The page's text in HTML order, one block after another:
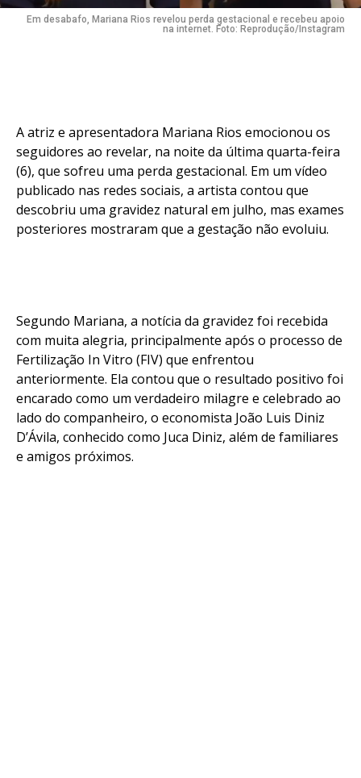
Em desabafo, Mariana Rios revelou perda gestacional e recebeu apoio
na internet. Foto: Reprodução/Instagram
A atriz e apresentadora Mariana Rios emocionou os
seguidores ao revelar, na noite da última quarta-feira
(6), que sofreu uma perda gestacional. Em um vídeo
publicado nas redes sociais, a artista contou que
descobriu uma gravidez natural em julho, mas exames
posteriores mostraram que a gestação não evoluiu.
Segundo Mariana, a notícia da gravidez foi recebida
com muita alegria, principalmente após o processo de
Fertilização In Vitro (FIV) que enfrentou
anteriormente. Ela contou que o resultado positivo foi
encarado como um verdadeiro milagre e celebrado ao
lado do companheiro, o economista João Luis Diniz
D’Ávila, conhecido como Juca Diniz, além de familiares
e amigos próximos.